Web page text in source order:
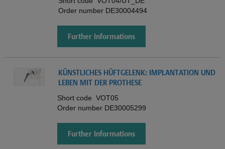
Order number DE30004494
Further Informations
KÜNSTLICHES HÜFTGELENK: IMPLANTATION UND
LEBEN MIT DER PROTHESE
Short code VOT05
Order number DE30005299
Further Informations